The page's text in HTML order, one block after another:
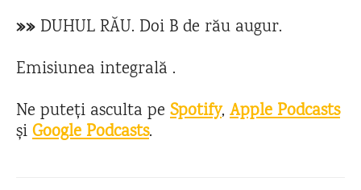
»» DUHUL RĂU. Doi B de rău augur.
Emisiunea integrală .
Ne puteți asculta pe Spotify, Apple Podcasts
șiGoogle Podcasts.